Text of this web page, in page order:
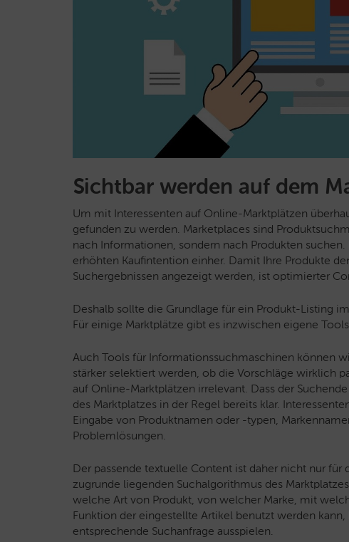
Sichtbar werden auf dem
Um mit Interessenten auf Online-Marktplätzen
gefunden zu werden. Marketplaces sind
nach Informationen, sondern nach Produkten
erhöhten Kaufintention einher. Damit Ihre Produkte
Suchergebnissen angezeigt werden, ist optimierter
Deshalb sollte die Grundlage für ein Produkt-Listing
Für einige Marktplätze gibt es inzwischen eigene
Auch Tools für Informationssuchmaschinen können
stärker selektiert werden, ob die Vorschläge wirklich
auf Online-Marktplätzen irrelevant. Dass der
des Marktplatzes in der Regel bereits klar.
Eingabe von Produktnamen oder -typen,
Problemlösungen.
Der passende textuelle Content ist daher nicht nur
zugrunde liegenden Suchalgorithmus des
welche Art von Produkt, von welcher Marke, mit
Funktion der eingestellte Artikel benutzt werden
entsprechende Suchanfrage ausspielen.